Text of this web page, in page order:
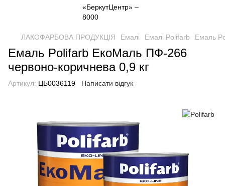
ЛАКОФАРБОВА ПРОДУКЦІЯ Емалі Емалі Polifarb Емаль
Емаль Polifarb ЕкоМаль ПФ-266
червоно-коричнева 0,9 кг
Артикул: ЦБ0036119 Написати відгук